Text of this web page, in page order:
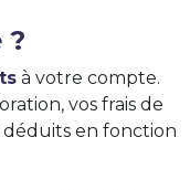
?
à votre compte.
vos frais de
en fonction